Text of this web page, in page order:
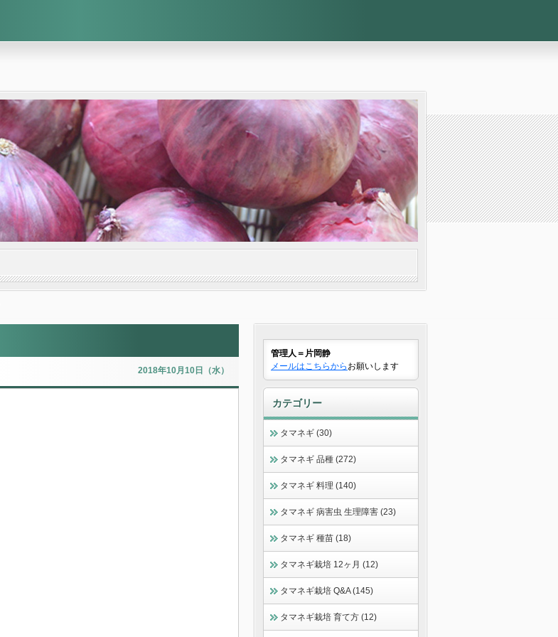
2018年10月10日（水）
管理人＝片岡静
メールはこちらから お願いします
カテゴリー
タマネギ (30)
タマネギ 品種 (272)
タマネギ 料理 (140)
タマネギ 病害虫 生理障害 (23)
タマネギ 種苗 (18)
タマネギ栽培 12ヶ月 (12)
タマネギ栽培 Q&A (145)
タマネギ栽培 育て方 (12)